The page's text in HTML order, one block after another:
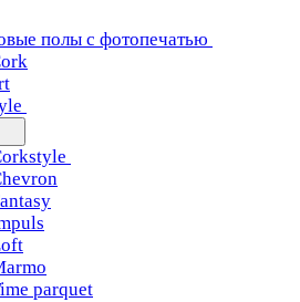
полы с фотопечатью
parquet